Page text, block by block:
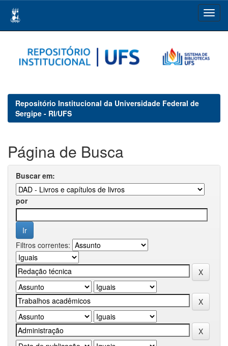
navigation
Repositório Institucional da Universidade Federal de
Sergipe - RI/UFS
Página de Busca
Buscar em:
por
Filtros correntes: